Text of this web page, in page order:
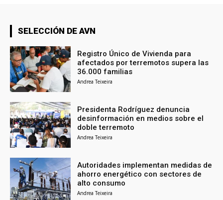
SELECCIÓN DE AVN
Registro Único de Vivienda para
afectados por terremotos supera las
36.000 familias
Andrea Teixeira
Presidenta Rodríguez denuncia
desinformación en medios sobre el
doble terremoto
Andrea Teixeira
Autoridades implementan medidas de
ahorro energético con sectores de
alto consumo
Andrea Teixeira